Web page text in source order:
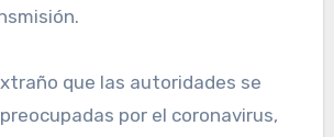
que las autoridades se
por el coronavirus,